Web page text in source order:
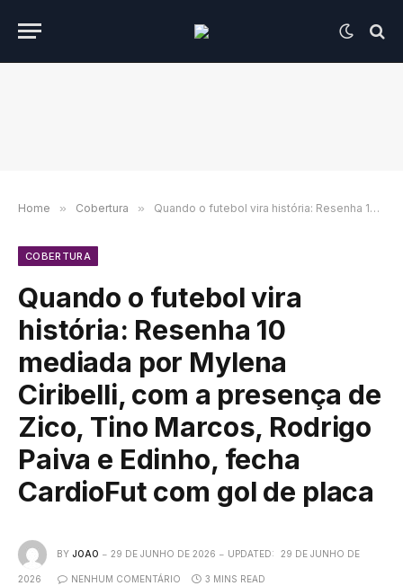
Home » Cobertura » Quando o futebol vira história: Resenha 10 mediada por Mylena Ciribelli, com a presença de Zico, Tino Marcos, Rodrigo Paiva e Edinho, fecha CardioFut com gol de placa
COBERTURA
Quando o futebol vira
história: Resenha 10
mediada por Mylena
Ciribelli, com a presença de
Zico, Tino Marcos, Rodrigo
Paiva e Edinho, fecha
CardioFut com gol de placa
BY JOAO 29 DE JUNHO DE 2026 UPDATED: 29 DE JUNHO DE
2026 NENHUM COMENTÁRIO 3 MINS READ